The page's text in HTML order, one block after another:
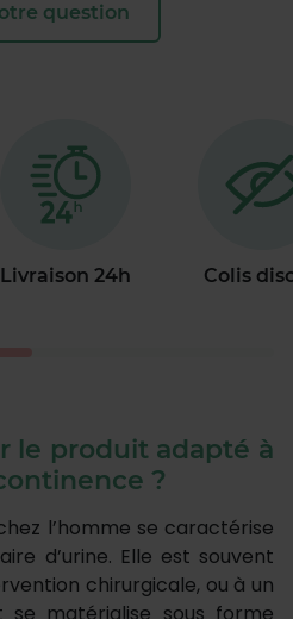
question
Livraison 24h Colis
le produit adapté à
?
l’homme se caractérise
d’urine. Elle est souvent
chirurgicale, ou à un